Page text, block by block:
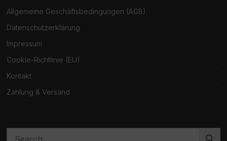
Allgemeine Geschäftsbedingungen (AGB)
Datenschutzerklärung
Impressum
Cookie-Richtlinie (EU)
Kontakt
Zahlung & Versand